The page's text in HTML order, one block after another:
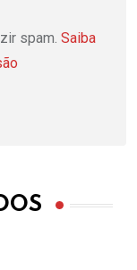
spam. Saiba